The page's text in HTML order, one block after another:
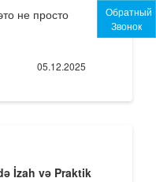
Обратный
Звонок
не просто
05.12.2025
İzah və Praktik